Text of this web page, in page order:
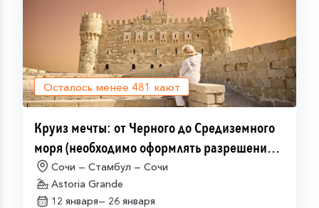
Осталось менее 481 кают
Круиз мечты: от Черного до Средиземного
моря (необходимо оформлять разрешение
на посещение Израиля (ETA-IL)
Сочи — Стамбул — Сочи
Astoria Grande
12 января— 26 января